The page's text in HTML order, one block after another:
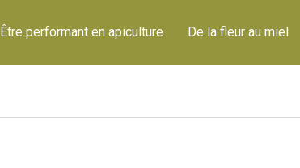
Être performant en apiculture De la fleur au miel